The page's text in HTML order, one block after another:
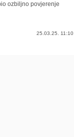
ozbiljno povjerenje
25.03.25. 11:10